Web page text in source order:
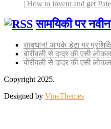
| How to invent and get
सामयिकी पर
सावधान! आपके डेटा पर
बोरीवली से दादर की एसी
बोरीवली से दादर की एसी
Copyright 2025.
Designed by VineThemes